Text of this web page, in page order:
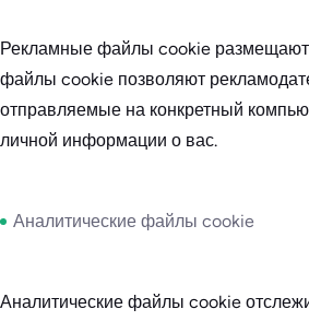
Рекламные файлы cookie
файлы cookie позволяют
отправляемые на конкретный
личной информации о вас.
Аналитические файлы cookie
Аналитические файлы cookie